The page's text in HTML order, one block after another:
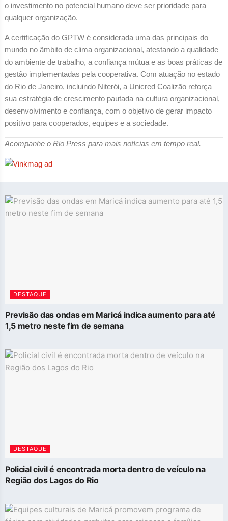
o investimento no potencial humano deve ser prioridade para
qualquer organização.
A certificação do GPTW é considerada uma das principais do
mundo no âmbito de clima organizacional, atestando a qualidade
do ambiente de trabalho, a confiança mútua e as boas práticas de
gestão implementadas pela cooperativa. Com atuação no estado
do Rio de Janeiro, incluindo Niterói, a Unicred Coalizão reforça
sua estratégia de crescimento pautada na cultura organizacional,
desenvolvimento e confiança, com o objetivo de gerar impacto
positivo para cooperados, equipes e a sociedade.
Acompanhe o Rio Press para mais notícias em tempo real.
DESTAQUE
Previsão das ondas em Maricá indica aumento para até
1,5 metro neste fim de semana
DESTAQUE
Policial civil é encontrada morta dentro de veículo na
Região dos Lagos do Rio